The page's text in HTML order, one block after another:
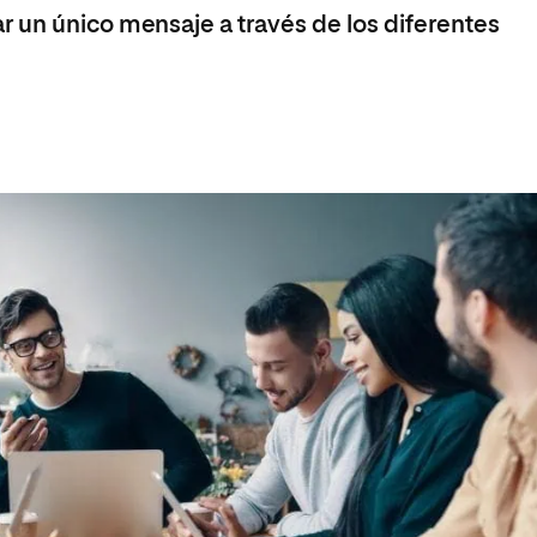
un único mensaje a través de los diferentes